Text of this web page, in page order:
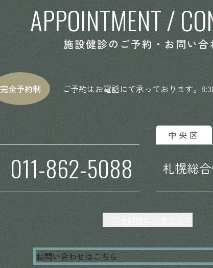
APPOINTMENT /
施設健診のご予約・お問い合
完全予約制 ご予約はお電話にて承っております。
011-862-5088
中央区
札幌総合
お問い合わせはこちら